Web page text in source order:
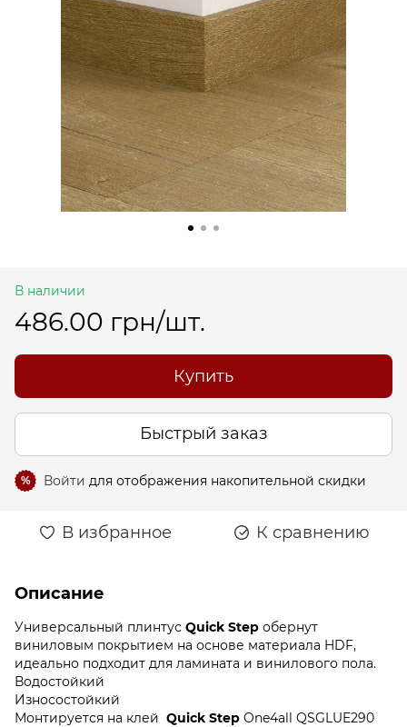
В наличии
486.00 грн/шт.
Купить
Быстрый заказ
% Войти для отображения накопительной скидки
В избранное К сравнению
Описание
Универсальный плинтус Quick Step обернут
виниловым покрытием на основе материала HDF,
идеально подходит для ламината и винилового пола.
Водостойкий
Износостойкий
Монтируется на клей Quick Step One4all QSGLUE290